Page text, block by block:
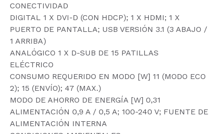
CONECTIVIDAD
DIGITAL 1 X DVI-D (CON HDCP); 1 X HDMI; 1 X
PUERTO DE PANTALLA; USB VERSIÓN 3.1 (3 ABAJO /
1 ARRIBA)
ANALÓGICO 1 X D-SUB DE 15 PATILLAS
ELÉCTRICO
CONSUMO REQUERIDO EN MODO [W] 11 (MODO ECO
2); 15 (ENVÍO); 47 (MAX.)
MODO DE AHORRO DE ENERGÍA [W] 0,31
ALIMENTACIÓN 0,9 A / 0,5 A; 100-240 V; FUENTE DE
ALIMENTACIÓN INTERNA